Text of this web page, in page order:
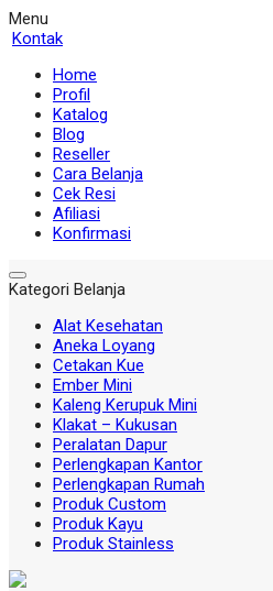
Menu
Kontak
Home
Profil
Katalog
Blog
Reseller
Cara Belanja
Cek Resi
Afiliasi
Konfirmasi
Kategori Belanja
Alat Kesehatan
Aneka Loyang
Cetakan Kue
Ember Mini
Kaleng Kerupuk Mini
Klakat – Kukusan
Peralatan Dapur
Perlengkapan Kantor
Perlengkapan Rumah
Produk Custom
Produk Kayu
Produk Stainless